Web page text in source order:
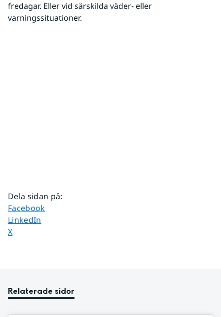
fredagar. Eller vid särskilda väder- eller
varningssituationer.
Dela sidan på:
Dela sidan på
Facebook
Dela sidan på
LinkedIn
Dela sidan på
X
Relaterade sidor